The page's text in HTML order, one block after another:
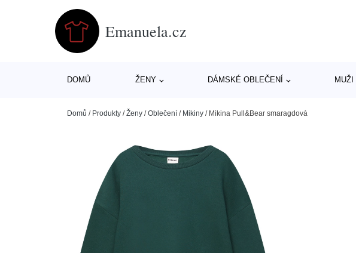
Emanuela.cz
DOMŮ ŽENY DÁMSKÉ OBLEČENÍ MUŽI
Domů / Produkty /Ženy /Oblečení / Mikiny / Mikina Pull&Bear smaragdová